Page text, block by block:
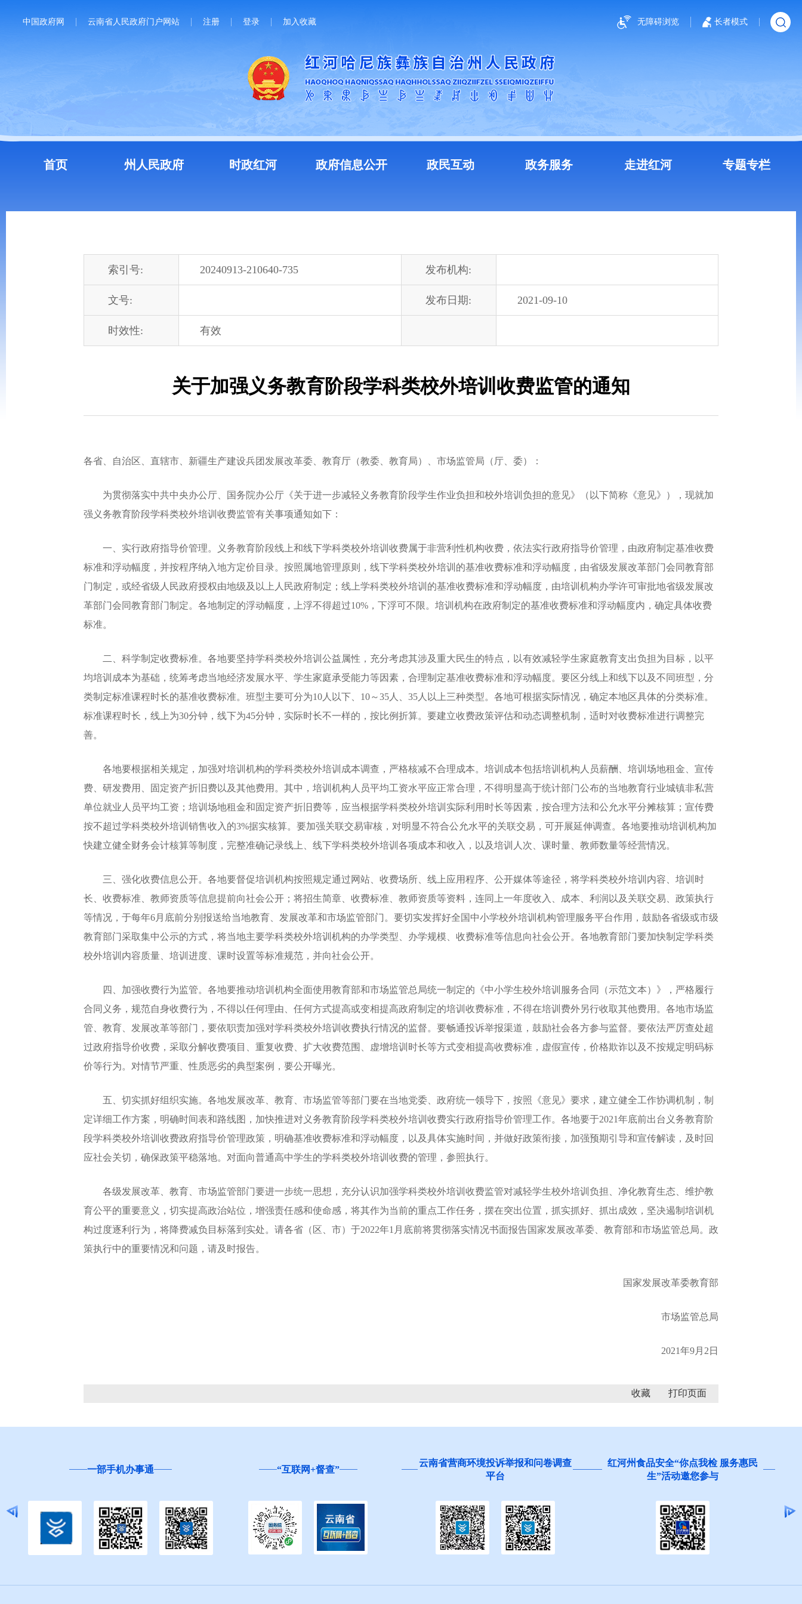
中国政府网 云南省人民政府门户网站 注册 登录 加入收藏 无障碍浏览 长者模式
首页 州人民政府 时政红河 政府信息公开 政民互动 政务服务 走进红河 专题专栏
索引号: 20240913-210640-735 发布机构:
文号: 发布日期: 2021-09-10
时效性: 有效
关于加强义务教育阶段学科类校外培训收费监管的通知
各省、自治区、直辖市、新疆生产建设兵团发展改革委、教育厅（教委、教育局）、市场监管局（厅、委）：
为贯彻落实中共中央办公厅、国务院办公厅《关于进一步减轻义务教育阶段学生作业负担和校外培训负担的意见》（以下简称《意见》），现就加
强义务教育阶段学科类校外培训收费监管有关事项通知如下：
一、实行政府指导价管理。义务教育阶段线上和线下学科类校外培训收费属于非营利性机构收费，依法实行政府指导价管理，由政府制定基准收费
标准和浮动幅度，并按程序纳入地方定价目录。按照属地管理原则，线下学科类校外培训的基准收费标准和浮动幅度，由省级发展改革部门会同教育部
门制定，或经省级人民政府授权由地级及以上人民政府制定；线上学科类校外培训的基准收费标准和浮动幅度，由培训机构办学许可审批地省级发展改
革部门会同教育部门制定。各地制定的浮动幅度，上浮不得超过10%，下浮可不限。培训机构在政府制定的基准收费标准和浮动幅度内，确定具体收费
标准。
二、科学制定收费标准。各地要坚持学科类校外培训公益属性，充分考虑其涉及重大民生的特点，以有效减轻学生家庭教育支出负担为目标，以平
均培训成本为基础，统筹考虑当地经济发展水平、学生家庭承受能力等因素，合理制定基准收费标准和浮动幅度。要区分线上和线下以及不同班型，分
类制定标准课程时长的基准收费标准。班型主要可分为10人以下、10～35人、35人以上三种类型。各地可根据实际情况，确定本地区具体的分类标准。
标准课程时长，线上为30分钟，线下为45分钟，实际时长不一样的，按比例折算。要建立收费政策评估和动态调整机制，适时对收费标准进行调整完
善。
各地要根据相关规定，加强对培训机构的学科类校外培训成本调查，严格核减不合理成本。培训成本包括培训机构人员薪酬、培训场地租金、宣传
费、研发费用、固定资产折旧费以及其他费用。其中，培训机构人员平均工资水平应正常合理，不得明显高于统计部门公布的当地教育行业城镇非私营
单位就业人员平均工资；培训场地租金和固定资产折旧费等，应当根据学科类校外培训实际利用时长等因素，按合理方法和公允水平分摊核算；宣传费
按不超过学科类校外培训销售收入的3%据实核算。要加强关联交易审核，对明显不符合公允水平的关联交易，可开展延伸调查。各地要推动培训机构加
快建立健全财务会计核算等制度，完整准确记录线上、线下学科类校外培训各项成本和收入，以及培训人次、课时量、教师数量等经营情况。
三、强化收费信息公开。各地要督促培训机构按照规定通过网站、收费场所、线上应用程序、公开媒体等途径，将学科类校外培训内容、培训时
长、收费标准、教师资质等信息提前向社会公开；将招生简章、收费标准、教师资质等资料，连同上一年度收入、成本、利润以及关联交易、政策执行
等情况，于每年6月底前分别报送给当地教育、发展改革和市场监管部门。要切实发挥好全国中小学校外培训机构管理服务平台作用，鼓励各省级或市级
教育部门采取集中公示的方式，将当地主要学科类校外培训机构的办学类型、办学规模、收费标准等信息向社会公开。各地教育部门要加快制定学科类
校外培训内容质量、培训进度、课时设置等标准规范，并向社会公开。
四、加强收费行为监管。各地要推动培训机构全面使用教育部和市场监管总局统一制定的《中小学生校外培训服务合同（示范文本）》，严格履行
合同义务，规范自身收费行为，不得以任何理由、任何方式提高或变相提高政府制定的培训收费标准，不得在培训费外另行收取其他费用。各地市场监
管、教育、发展改革等部门，要依职责加强对学科类校外培训收费执行情况的监督。要畅通投诉举报渠道，鼓励社会各方参与监督。要依法严厉查处超
过政府指导价收费，采取分解收费项目、重复收费、扩大收费范围、虚增培训时长等方式变相提高收费标准，虚假宣传，价格欺诈以及不按规定明码标
价等行为。对情节严重、性质恶劣的典型案例，要公开曝光。
五、切实抓好组织实施。各地发展改革、教育、市场监管等部门要在当地党委、政府统一领导下，按照《意见》要求，建立健全工作协调机制，制
定详细工作方案，明确时间表和路线图，加快推进对义务教育阶段学科类校外培训收费实行政府指导价管理工作。各地要于2021年底前出台义务教育阶
段学科类校外培训收费政府指导价管理政策，明确基准收费标准和浮动幅度，以及具体实施时间，并做好政策衔接，加强预期引导和宣传解读，及时回
应社会关切，确保政策平稳落地。对面向普通高中学生的学科类校外培训收费的管理，参照执行。
各级发展改革、教育、市场监管部门要进一步统一思想，充分认识加强学科类校外培训收费监管对减轻学生校外培训负担、净化教育生态、维护教
育公平的重要意义，切实提高政治站位，增强责任感和使命感，将其作为当前的重点工作任务，摆在突出位置，抓实抓好、抓出成效，坚决遏制培训机
构过度逐利行为，将降费减负目标落到实处。请各省（区、市）于2022年1月底前将贯彻落实情况书面报告国家发展改革委、教育部和市场监管总局。政
策执行中的重要情况和问题，请及时报告。
国家发展改革委教育部
市场监管总局
2021年9月2日
收藏
一部手机办事通 “互联网+督查”
云南省营商环境投诉举报和问卷调查
红河州食品安全“你点我检 服务惠民
生”活动邀您参与
阻碍民营